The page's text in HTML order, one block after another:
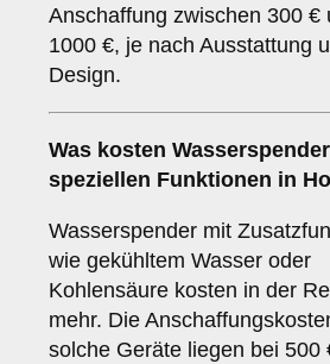
Anschaffung zwischen 300 €
1000 €, je nach Ausstattung
Design.
Was kosten
speziellen Funktionen in
Wasserspender mit
wie gekühltem Wasser oder
Kohlensäure kosten in der
mehr. Die
solche Geräte liegen bei 500